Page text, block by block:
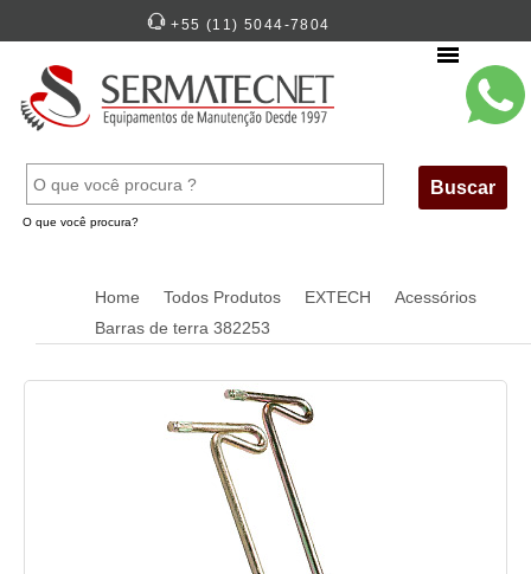
+55 (11) 5044-7804
Menu
O que você procura?
Buscar
Home Todos Produtos EXTECH
Acessórios
Barras de terra 382253